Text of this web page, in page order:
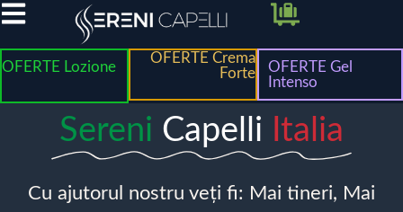
OFERTE Lozione
OFERTE Crema
Forte
OFERTE Gel
Intenso
Sereni Capelli Italia
Cu ajutorul nostru veți fi: Mai tineri, Mai